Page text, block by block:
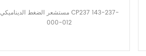
مستشعر الضغط الديناميكي CP237 143-237-
000-012